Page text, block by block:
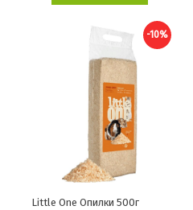
-10%
Little One Опилки 500г